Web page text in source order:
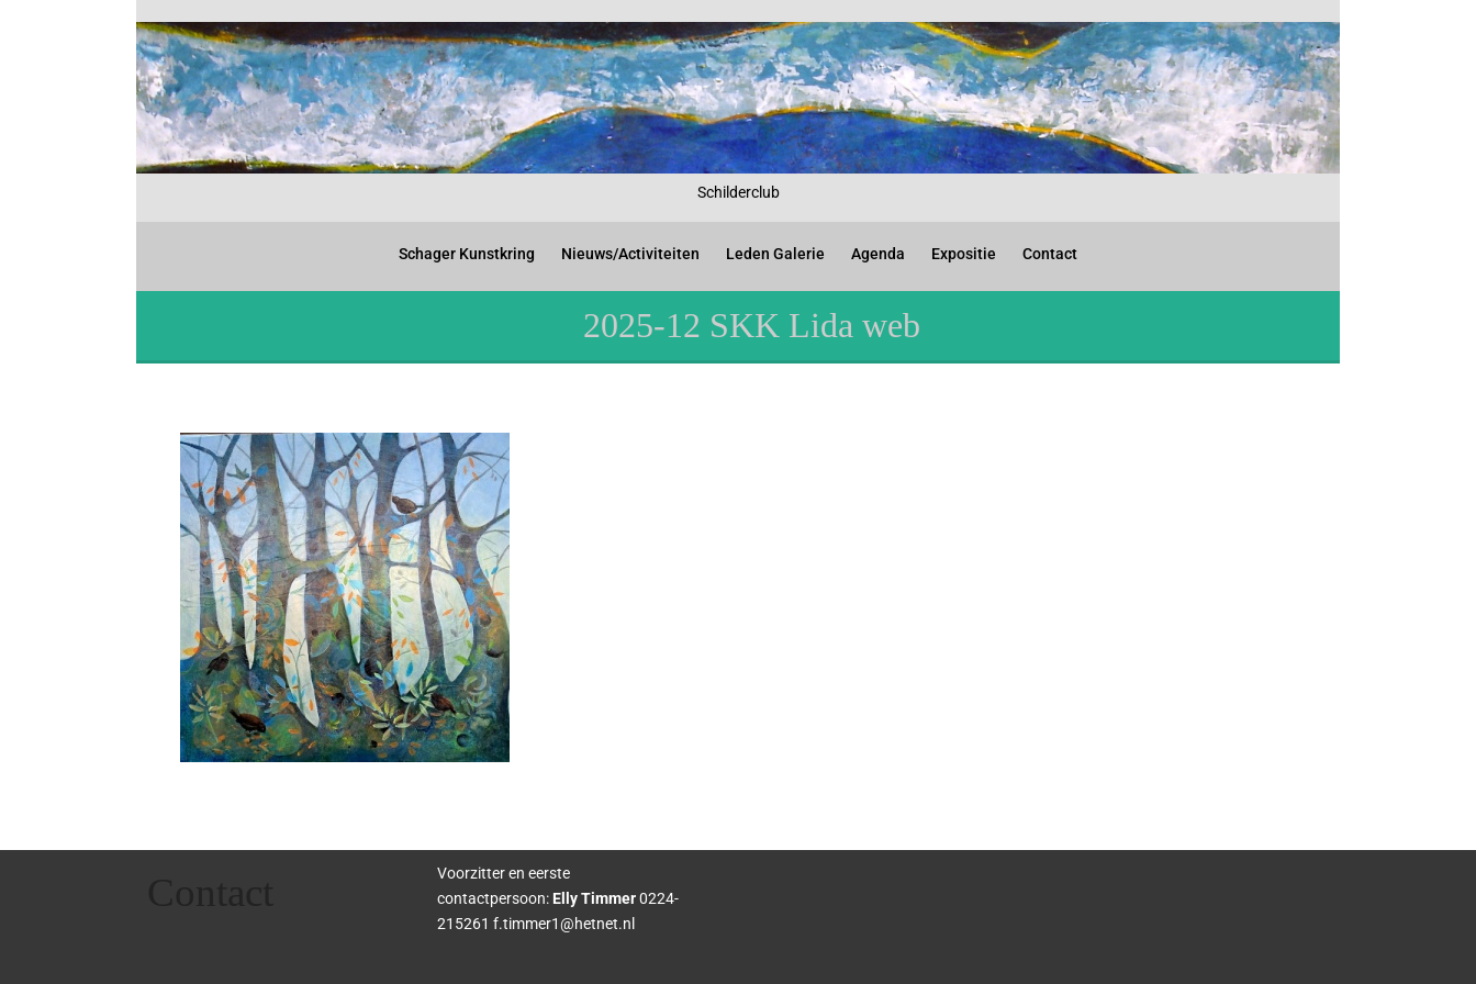
Schilderclub
Schager Kunstkring Nieuws/Activiteiten Leden Galerie Agenda Expositie Contact
2025-12 SKK Lida web
Voorzitter en eerste
contactpersoon: Elly Timmer0224-
215261 f.timmer1@hetnet.nl